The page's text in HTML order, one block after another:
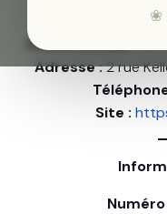
Nom de
Raison sociale :
Adresse :2 rue
Site :
Numéro